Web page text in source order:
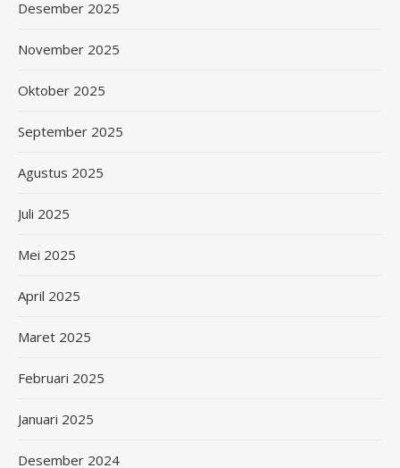
Desember 2025
November 2025
Oktober 2025
September 2025
Agustus 2025
Juli 2025
Mei 2025
April 2025
Maret 2025
Februari 2025
Januari 2025
Desember 2024